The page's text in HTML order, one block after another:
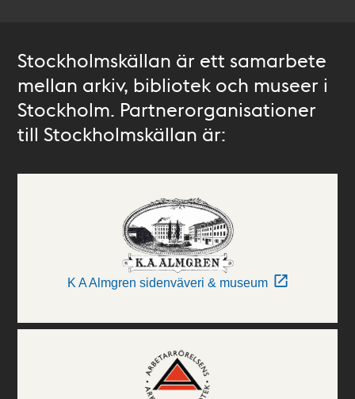
Stockholmskällan är ett samarbete
mellan arkiv, bibliotek och museer i
Stockholm. Partnerorganisationer
till Stockholmskällan är:
K A Almgren sidenväveri & museum